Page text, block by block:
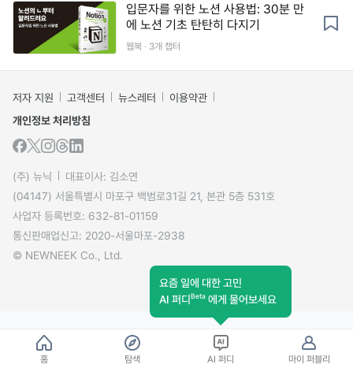
입문자를 위한 노션 사용법: 30분 만
에 노션 기초 탄탄히 다지기
웹북 · 3개 챕터
저자 지원 고객센터 뉴스레터
이용약관
개인정보 처리방침
(주) 뉴닉
대표이사: 김소연
(04147) 서울특별시 마포구 백범로31길 21, 본관 5층 531호
사업자 등록번호: 632-81-01159
통신판매업신고: 2020-서울마포-2938
© NEWNEEK Co., Ltd.
홈 탐색
요즘 일에 대한 고민
AI 퍼디Beta 에게 물어보세요
AI 퍼디 마이 퍼블리